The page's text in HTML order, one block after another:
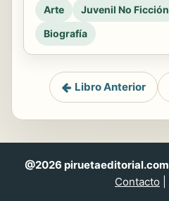
Arte
Juvenil No Ficción
Biografía
Libro Anterior
@2026 piruetaeditorial.com
Contacto